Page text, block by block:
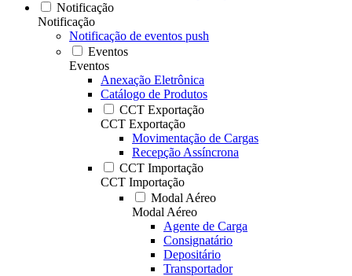
Notificação
Notificação
Notificação de eventos push
Eventos
Eventos
Anexação Eletrônica
Catálogo de Produtos
CCT Exportação
CCT Exportação
Movimentação de Cargas
Recepção Assíncrona
CCT Importação
CCT Importação
Modal Aéreo
Modal Aéreo
Agente de Carga
Consignatário
Depositário
Transportador